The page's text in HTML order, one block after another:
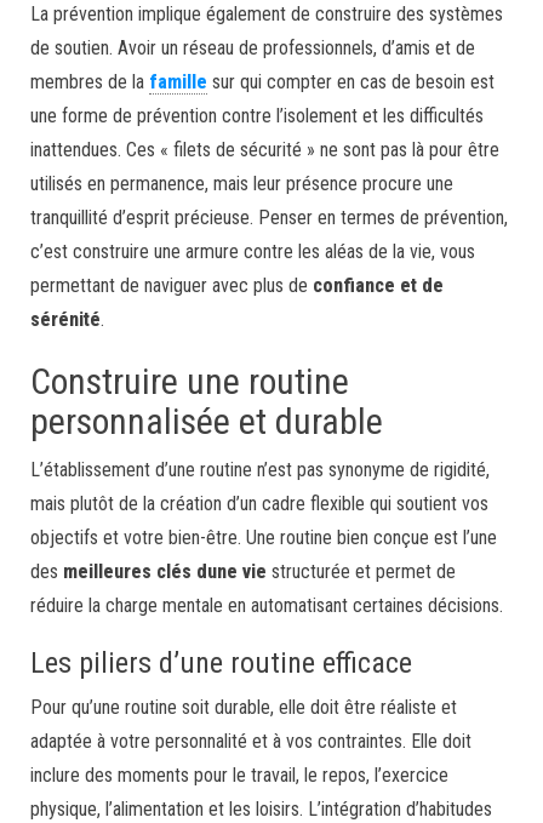
La prévention implique également de construire des systèmes
de soutien. Avoir un réseau de professionnels, d’amis et de
membres de la famille sur qui compter en cas de besoin est
une forme de prévention contre l’isolement et les difficultés
inattendues. Ces « filets de sécurité » ne sont pas là pour être
utilisés en permanence, mais leur présence procure une
tranquillité d’esprit précieuse. Penser en termes de prévention,
c’est construire une armure contre les aléas de la vie, vous
permettant de naviguer avec plus de confiance et de
sérénité.
Construire une routine
personnalisée et durable
L’établissement d’une routine n’est pas synonyme de rigidité,
mais plutôt de la création d’un cadre flexible qui soutient vos
objectifs et votre bien-être. Une routine bien conçue est l’une
des meilleures clés dune vie structurée et permet de
réduire la charge mentale en automatisant certaines décisions.
Les piliers d’une routine efficace
Pour qu’une routine soit durable, elle doit être réaliste et
adaptée à votre personnalité et à vos contraintes. Elle doit
inclure des moments pour le travail, le repos, l’exercice
physique, l’alimentation et les loisirs. L’intégration d’habitudes